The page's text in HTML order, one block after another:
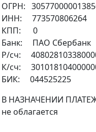
ОГРН:
ИНН: 773570806264
КПП: 0
Банк: ПАО Сбербанк
Р/сч:
К/сч:
БИК: 044525225
В НАЗНАЧЕНИИ
не облагается